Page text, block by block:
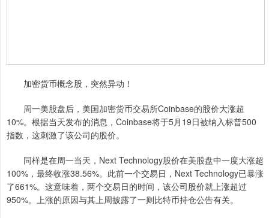
加密货币概念股，突然异动！
周一美股盘后，美国加密货币交易所Coinbase的股价大涨超
10%。根据当天发布的消息，Coinbase将于5月19日被纳入标普500
指数，这刺激了该公司的股价。
同样是在周一当天，Next Technology股价在美股盘中一度大涨超
100%，最终收涨38.56%。此前一个交易日，Next Technology已暴涨
了661%。这意味着，两个交易日的时间，该公司股价就上涨超过
950%。上涨的原因与其上周披露了一则比特币持仓公告有关。